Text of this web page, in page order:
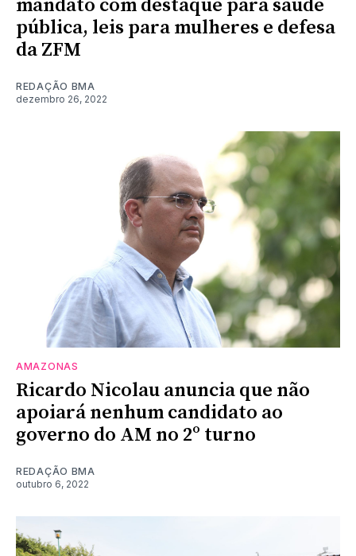
mandato com destaque para saúde
pública, leis para mulheres e defesa
da ZFM
REDAÇÃO BMA
dezembro 26, 2022
AMAZONAS
Ricardo Nicolau anuncia que não
apoiará nenhum candidato ao
governo do AM no 2º turno
REDAÇÃO BMA
outubro 6, 2022